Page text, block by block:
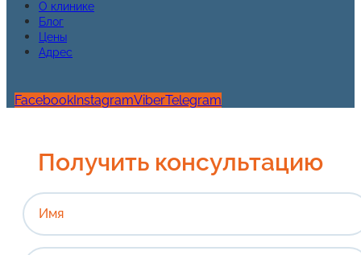
О клинике
Блог
Цены
Адрес
FacebookInstagramViberTelegram
Получить консультацию